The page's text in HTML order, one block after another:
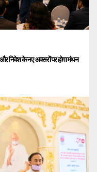
निवेश के नए अवसरों पर होगा मंथन